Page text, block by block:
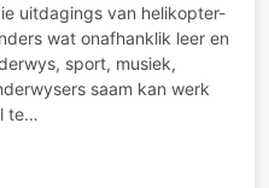
uitdagings van helikopter-
wat onafhanklik leer en
sport, musiek,
saam kan werk
te…